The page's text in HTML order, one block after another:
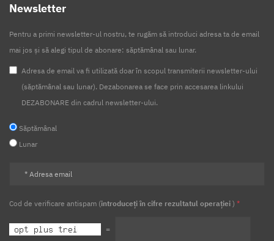
Newsletter
Pentru a primi newsletter-ul nostru, te rugăm să introduci adresa ta de email
mai jos și să alegi tipul de abonare: săptămânal sau lunar.
Adresa de email va fi utilizată doar în scopul transmiterii newsletter-ului
(săptămânal sau lunar). Dezabonarea se face prin accesarea linkului
DEZABONARE din cadrul newsletter-ului.
Săptămânal
Lunar
Cod de verificare antispam (introduceți în cifre rezultatul operației ) *
=